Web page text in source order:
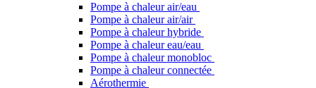
Pompe à chaleur air/eau
Pompe à chaleur air/air
Pompe à chaleur hybride
Pompe à chaleur​ eau/eau
Pompe à chaleur monobloc
Pompe à chaleur connectée
Aérothermie